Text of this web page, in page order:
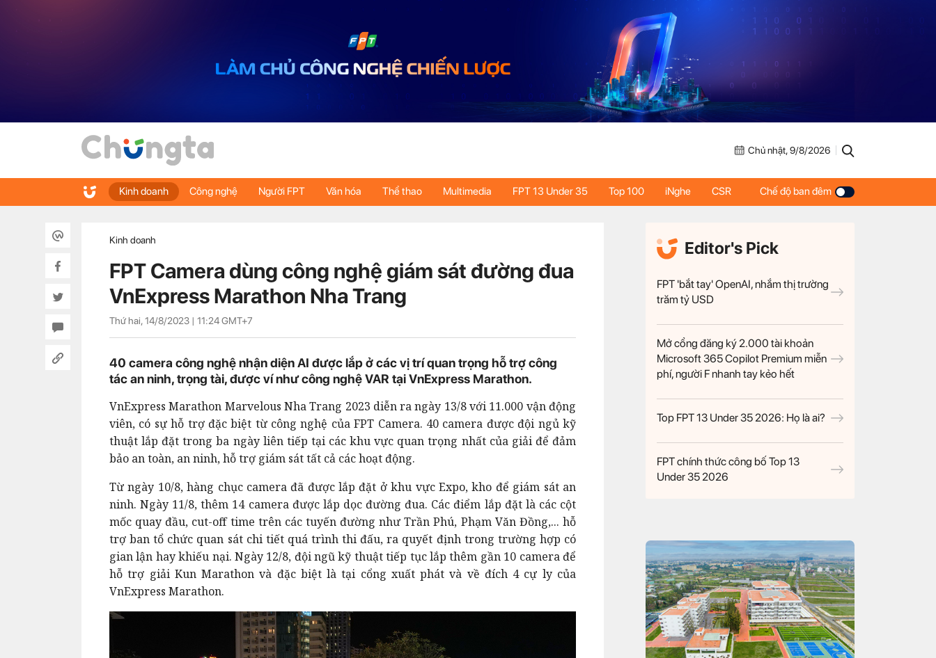
Chủ nhật, 9/8/2026
Kinh doanh Công nghệ Người FPT Văn hóa Thể thao Multimedia FPT 13 Under 35 Top 100 iNghe CSR Chế độ ban đêm
Kinh doanh
FPT Camera dùng công nghệ giám sát đường đua
VnExpress Marathon Nha Trang
Thứ hai, 14/8/2023 | 11:24GMT+7
40 camera công nghệ nhận diện AI được lắp ở các vị trí quan trọng hỗ trợ công
tác an ninh, trọng tài, được ví như công nghệ VAR tại VnExpress Marathon.
VnExpress Marathon Marvelous Nha Trang 2023 diễn ra ngày 13/8 với 11.000 vận động
viên, có sự hỗ trợ đặc biệt từ công nghệ của FPT Camera. 40 camera được đội ngủ kỹ
thuật lắp đặt trong ba ngày liên tiếp tại các khu vực quan trọng nhất của giải để đảm
bảo an toàn, an ninh, hỗ trợ giám sát tất cả các hoạt động.
Từ ngày 10/8, hàng chục camera đã được lắp đặt ở khu vực Expo, kho để giám sát an
ninh. Ngày 11/8, thêm 14 camera được lắp dọc đường đua. Các điểm lắp đặt là các cột
mốc quay đầu, cut-off time trên các tuyến đường như Trần Phú, Phạm Văn Đồng,... hỗ
trợ ban tổ chức quan sát chi tiết quá trình thi đấu, ra quyết định trong trường hợp có
gian lận hay khiếu nại. Ngày 12/8, đội ngũ kỹ thuật tiếp tục lắp thêm gần 10 camera để
hỗ trợ giải Kun Marathon và đặc biệt là tại cổng xuất phát và về đích 4 cự ly của
VnExpress Marathon.
Editor's Pick
FPT 'bắt tay' OpenAI, nhắm thị trường
trăm tỷ USD
Mở cổng đăng ký 2.000 tài khoản
Microsoft 365 Copilot Premium miễn
phí, người F nhanh tay kẻo hết
Top FPT 13 Under 35 2026: Họ là ai?
FPT chính thức công bố Top 13
Under 35 2026